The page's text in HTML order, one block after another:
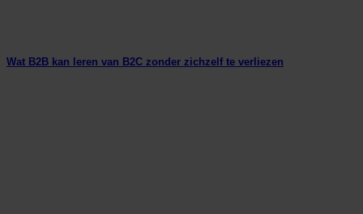
Wat B2B kan leren van B2C zonder zichzelf te verliezen